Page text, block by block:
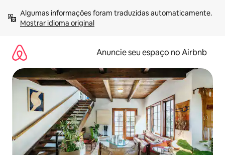
para
Mostrar idioma original
Anuncie seu espaço no Airbnb